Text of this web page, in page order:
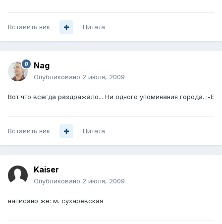
Вставить ник Цитата
Nag
Опубликовано 2 июля, 2009
Вот что всегда раздражало... Ни одного упоминания города. :-Е
Вставить ник Цитата
Kaiser
Опубликовано 2 июля, 2009
написано же: м. сухаревская